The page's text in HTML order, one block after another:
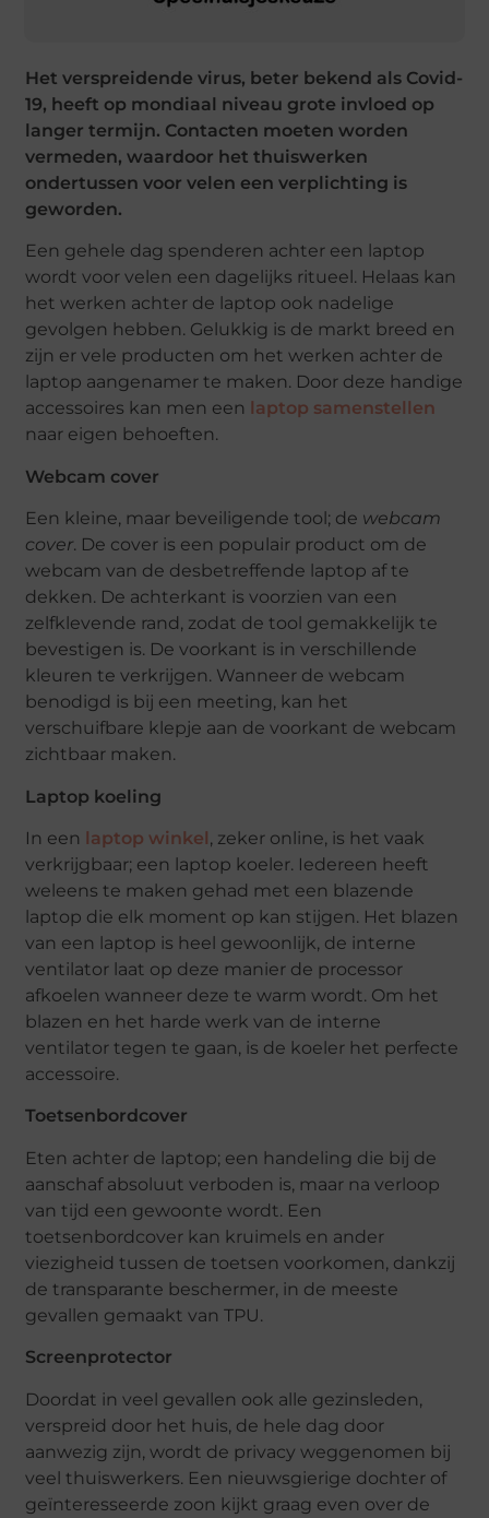
Het verspreidende virus, beter bekend als Covid-
19, heeft op mondiaal niveau grote invloed op
langer termijn. Contacten moeten worden
vermeden, waardoor het thuiswerken
ondertussen voor velen een verplichting is
geworden.
Een gehele dag spenderen achter een laptop
wordt voor velen een dagelijks ritueel. Helaas kan
het werken achter de laptop ook nadelige
gevolgen hebben. Gelukkig is de markt breed en
zijn er vele producten om het werken achter de
laptop aangenamer te maken. Door deze handige
accessoires kan men een
laptop samenstellen
naar eigen behoeften.
Webcam cover
Een kleine, maar beveiligende tool; de webcam
cover. De cover is een populair product om de
webcam van de desbetreffende laptop af te
dekken. De achterkant is voorzien van een
zelfklevende rand, zodat de tool gemakkelijk te
bevestigen is. De voorkant is in verschillende
kleuren te verkrijgen. Wanneer de webcam
benodigd is bij een meeting, kan het
verschuifbare klepje aan de voorkant de webcam
zichtbaar maken.
Laptop koeling
In een laptop winkel, zeker online, is het vaak
verkrijgbaar; een laptop koeler. Iedereen heeft
weleens te maken gehad met een blazende
laptop die elk moment op kan stijgen. Het blazen
van een laptop is heel gewoonlijk, de interne
ventilator laat op deze manier de processor
afkoelen wanneer deze te warm wordt. Om het
blazen en het harde werk van de interne
ventilator tegen te gaan, is de koeler het perfecte
accessoire.
Toetsenbordcover
Eten achter de laptop; een handeling die bij de
aanschaf absoluut verboden is, maar na verloop
van tijd een gewoonte wordt. Een
toetsenbordcover kan kruimels en ander
viezigheid tussen de toetsen voorkomen, dankzij
de transparante beschermer, in de meeste
gevallen gemaakt van TPU.
Screenprotector
Doordat in veel gevallen ook alle gezinsleden,
verspreid door het huis, de hele dag door
aanwezig zijn, wordt de privacy weggenomen bij
veel thuiswerkers. Een nieuwsgierige dochter of
geïnteresseerde zoon kijkt graag even over de